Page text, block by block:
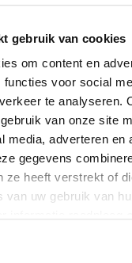
gebruik van cookies
om content en
functies voor social
te analyseren.
van onze site
media, adverteren en
gegevens
ze heeft verstrekt of
van uw gebruik van